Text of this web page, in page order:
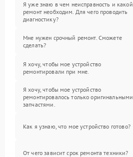
Я уже знаю в чем неисправность и какой
ремонт необходим. Для чего проводить
диагностику?
Мне нужен срочный ремонт. Сможете
сделать?
Я хочу, чтобы мое устройство
ремонтировали при мне.
Я хочу, чтобы мое устройство
ремонтировалось только оригинальными
запчастями.
Как я узнаю, что мое устройство готово?
От чего зависит срок ремонта техники?